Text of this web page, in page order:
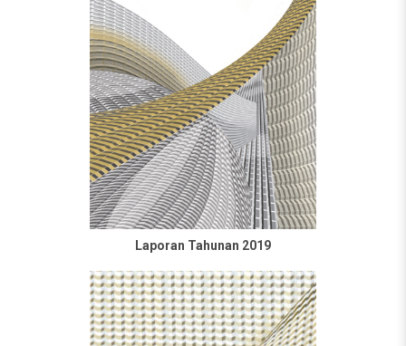
Laporan Tahunan 2019